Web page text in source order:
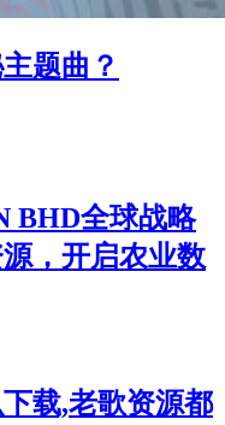
题曲？
BHD全球战略
，开启农业数
载,老歌资源都